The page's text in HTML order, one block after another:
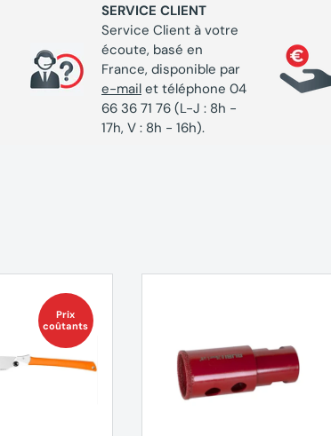
SERVICE CLIENT
Service Client à votre
écoute, basé en
France, disponible par
e-mail et téléphone 04
66 36 71 76 (L-J : 8h -
17h, V : 8h - 16h).
Prix
coûtants